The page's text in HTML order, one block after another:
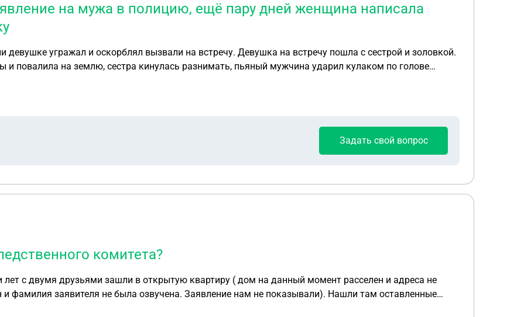
на мужа в полицию, ещё пару дней женщина написала
угражал и оскорблял вызвали на встречу. Девушка на встречу пошла с сестрой и золовкой.
повалила на землю, сестра кинулась разнимать, пьяный мужчина ударил кулаком по голове
Сестра
золовка её побила. Что за это будет?
Задать свой вопрос
комитета?
с двумя друзьями зашли в открытую квартиру ( дом на данный момент расселен и адреса не
и фамилия заявителя не была озвучена. Заявление нам не показывали). Нашли там оставленные
школу приехала полиция. И до нас (до родителей) донесли произошедшее. Все вещи вернули , за